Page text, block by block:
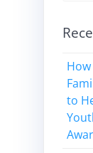
to